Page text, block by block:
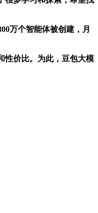
万个智能体被创建，月
价比。为此，豆包大模